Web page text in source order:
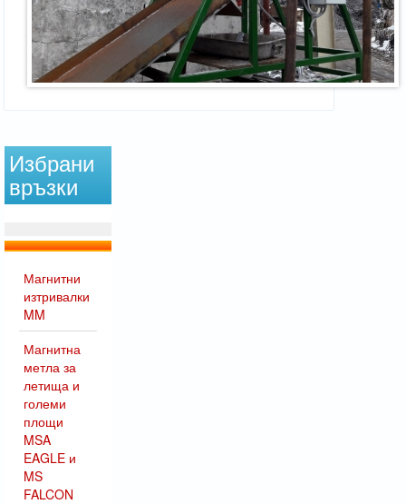
Избрани
връзки
Магнитни
изтривалки
MM
Магнитна
метла за
летища и
големи
площи
MSA
EAGLE и
MS
FALCON